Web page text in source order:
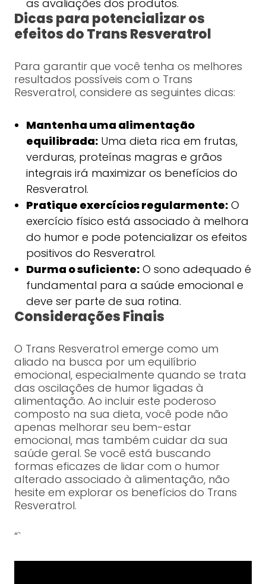
as avaliações dos produtos.
Dicas para potencializar os
efeitos do Trans Resveratrol
Para garantir que você tenha os melhores
resultados possíveis com o Trans
Resveratrol, considere as seguintes dicas:
Mantenha uma alimentação
equilibrada:Uma dieta rica em frutas,
verduras, proteínas magras e grãos
integrais irá maximizar os benefícios do
Resveratrol.
Pratique exercícios regularmente:O
exercício físico está associado à melhora
do humor e pode potencializar os efeitos
positivos do Resveratrol.
Durma o suficiente:O sono adequado é
fundamental para a saúde emocional e
deve ser parte de sua rotina.
Considerações Finais
O Trans Resveratrol emerge como um
aliado na busca por um equilíbrio
emocional, especialmente quando se trata
das oscilações de humor ligadas à
alimentação. Ao incluir este poderoso
composto na sua dieta, você pode não
apenas melhorar seu bem-estar
emocional, mas também cuidar da sua
saúde geral. Se você está buscando
formas eficazes de lidar com o humor
alterado associado à alimentação, não
hesite em explorar os benefícios do Trans
Resveratrol.
“`